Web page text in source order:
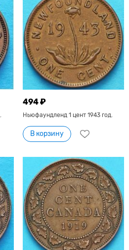
494 ₽
Ньюфаундленд 1 цент 1943 год.
В корзину